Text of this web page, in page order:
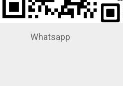
Whatsapp